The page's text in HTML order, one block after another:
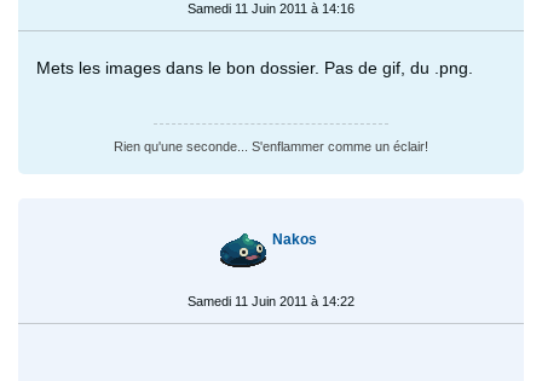
Samedi 11 Juin 2011 à 14:16
Mets les images dans le bon dossier. Pas de gif, du .png.
Rien qu'une seconde... S'enflammer comme un éclair!
Nakos
Samedi 11 Juin 2011 à 14:22